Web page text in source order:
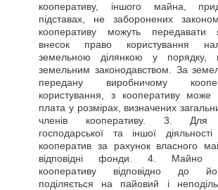
кооперативу, іншого майна,
підставах, не заборонених
кооперативу можуть передавати
внесок право користування
земельною ділянкою у порядку,
земельним законодавством. За
передану виробничому
користування, з кооперативу може
плата у розмірах, визначених
членів кооперативу. 3. Для
господарської та іншої
кооператив за рахунок власного
відповідні фонди. 4. Майно
кооперативу відповідно до
поділяється на пайовий і